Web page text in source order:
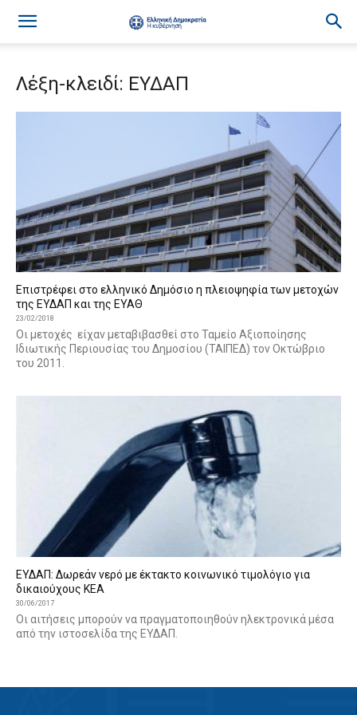
Λέξη-κλειδί: ΕΥΔΑΠ
Επιστρέφει στο ελληνικό Δημόσιο η πλειοψηφία των μετοχών
της ΕΥΔΑΠ και της ΕΥΑΘ
23/02/2018
Οι μετοχές είχαν μεταβιβασθεί στο Ταμείο Αξιοποίησης
Ιδιωτικής Περιουσίας του Δημοσίου (ΤΑΙΠΕΔ) τον Οκτώβριο
του 2011.
ΕΥΔΑΠ: Δωρεάν νερό με έκτακτο κοινωνικό τιμολόγιο για
δικαιούχους ΚΕΑ
30/06/2017
Οι αιτήσεις μπορούν να πραγματοποιηθούν ηλεκτρονικά μέσα
από την ιστοσελίδα της ΕΥΔΑΠ.